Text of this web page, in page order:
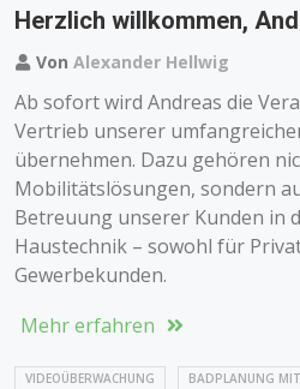
Herzlich willkommen,
Von Alexander Hellwig
Ab sofort wird Andreas die
Vertrieb unserer
übernehmen. Dazu gehören
Mobilitätslösungen, sondern
Betreuung unserer Kunden in
Haustechnik – sowohl für
Gewerbekunden.
Mehr erfahren
VIDEOÜBERWACHUNG
BADPLANUNG